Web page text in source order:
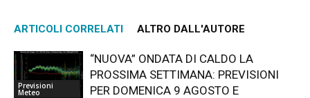
ARTICOLI CORRELATI ALTRO DALL'AUTORE
Previsioni
Meteo
“NUOVA” ONDATA DI CALDO LA
PROSSIMA SETTIMANA: PREVISIONI
PER DOMENICA 9 AGOSTO E